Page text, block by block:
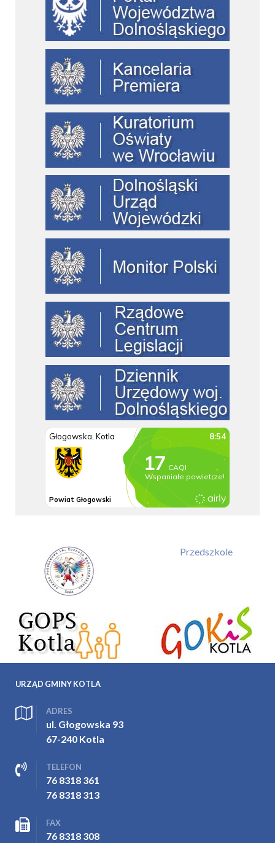
Przedszkole
URZĄD GMINY KOTLA
ADRES
ul. Głogowska 93
67-240 Kotla
TELEFON
76 8318 361
76 8318 313
FAX
76 8318 308